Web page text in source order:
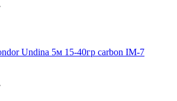
Undina 5м 15-40гр carbon IM-7